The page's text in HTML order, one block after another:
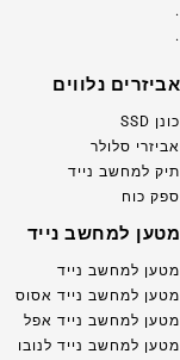
.
.
אביזרים נלווים
כונן SSD
אביזרי סלולר
תיק למחשב נייד
ספק כוח
מטען למחשב נייד
מטען למחשב נייד
מטען למחשב נייד אסוס
מטען למחשב נייד אפל
מטען למחשב נייד לנובו